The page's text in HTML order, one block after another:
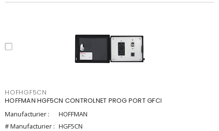
HOFHGF5CN
HOFFMAN HGF5CN CONTROLNET PROG PORT GFCI
Manufacturier :
HOFFMAN
# Manufacturier : HGF5CN